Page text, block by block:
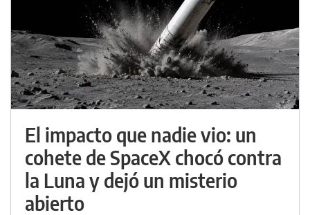
El impacto que nadie vio: un
cohete de SpaceX chocó contra
la Luna y dejó un misterio
abierto